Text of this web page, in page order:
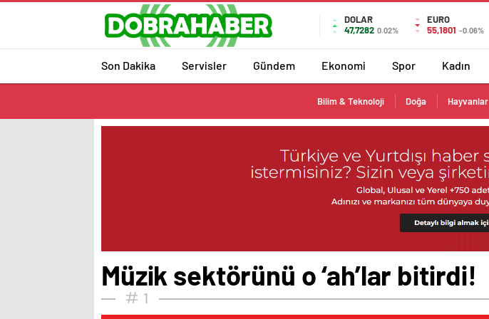
DOLAR
47,7282 0.02%
EURO
55,1801 -0.06%
Son Dakika Servisler Gündem Ekonomi Spor Kadın
Bilim & Teknoloji Doğa Hayvanlar
Müzik sektörünü o ‘ah’lar bitirdi!
1